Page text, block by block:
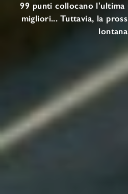
99 punti collocano l'ultima
migliori... Tuttavia, la